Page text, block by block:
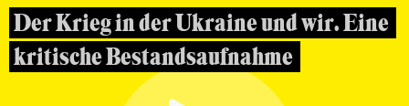
Der Krieg in der Ukraine und wir. Eine
kritische Bestandsaufnahme